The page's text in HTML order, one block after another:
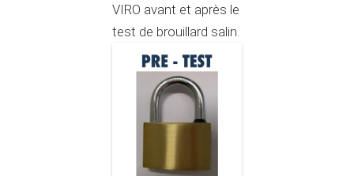
VIRO avant et après le
test de brouillard salin.